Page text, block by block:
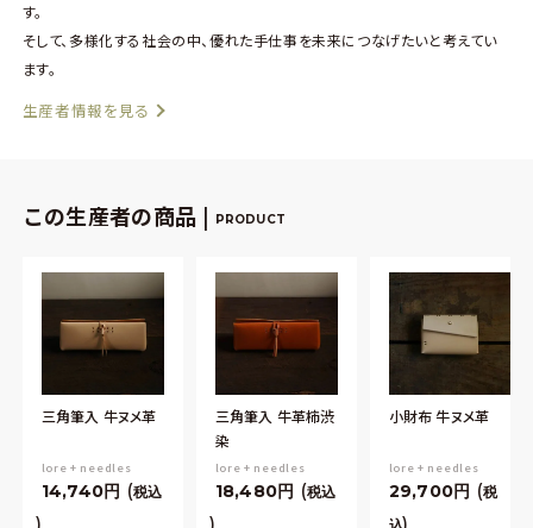
す。
そして、多様化する社会の中、優れた手仕事を未来につなげたいと考えてい
ます。
生産者情報を見る
この生産者の商品 | PRODUCT
三角筆入 牛ヌメ革
lore + needles
14,740 税込
三角筆入 牛革柿渋
染
lore + needles
18,480 税込
小財布 牛ヌメ革
lore + needles
29,700
税